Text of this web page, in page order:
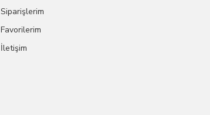
Siparişlerim
Favorilerim
İletişim